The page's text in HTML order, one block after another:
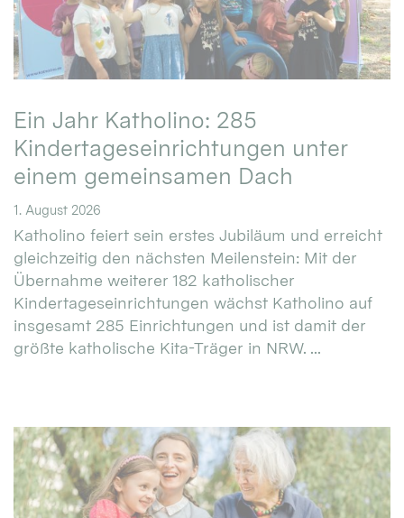
Ein Jahr Katholino: 285
Kindertageseinrichtungen unter
einem gemeinsamen Dach
1. August 2026
Katholino feiert sein erstes Jubiläum und erreicht
gleichzeitig den nächsten Meilenstein: Mit der
Übernahme weiterer 182 katholischer
Kindertageseinrichtungen wächst Katholino auf
insgesamt 285 Einrichtungen und ist damit der
größte katholische Kita-Träger in NRW. ...